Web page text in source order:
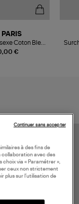
€
Coton Bleu
à des fins de
collaboration avec des
via « Paramétrer »,
ceux non strictement
plus sur l’utilisation de
Continuer sans accepter